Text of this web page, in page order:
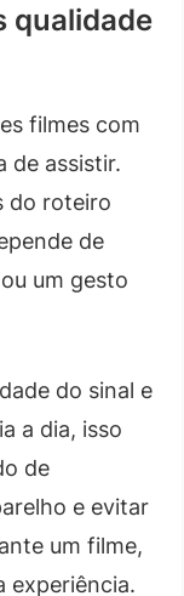
qualidade
filmes com
de assistir.
do roteiro
de
um gesto
do sinal e
a dia, isso
de
e evitar
um filme,
experiência.